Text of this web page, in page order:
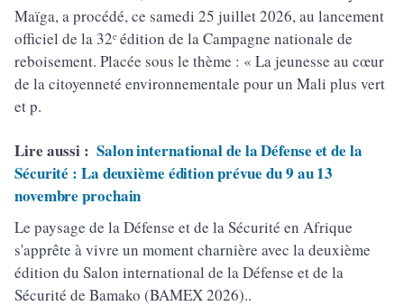
Maïga, a procédé, ce samedi 25 juillet 2026, au lancement
officiel de la 32ᵉ édition de la Campagne nationale de
reboisement. Placée sous le thème : « La jeunesse au cœur
de la citoyenneté environnementale pour un Mali plus vert
et p.
Lire aussi : Salon international de la Défense et de la
Sécurité : La deuxième édition prévue du 9 au 13
novembre prochain
Le paysage de la Défense et de la Sécurité en Afrique
s'apprête à vivre un moment charnière avec la deuxième
édition du Salon international de la Défense et de la
Sécurité de Bamako (BAMEX 2026)..